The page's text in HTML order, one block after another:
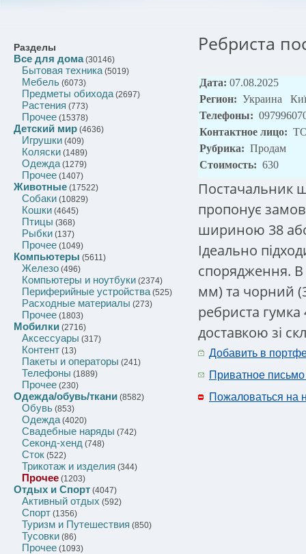
Разделы
Все для дома(30146)
Бытовая техника(5019)
Мебель (6073)
Предметы обихода(2697)
Растения (773)
Прочее (15378)
Детский мир (4636)
Игрушки (409)
Коляски (1489)
Одежда(1279)
Прочее (1407)
Животные (17522)
Собаки (10829)
Кошки (4645)
Птицы (368)
Рыбки (137)
Прочее (1049)
Компьютеры (5611)
Железо (496)
Компьютеры и ноутбуки (2374)
Периферийные устройства(525)
Расходные материалы (273)
Прочее (1803)
Мобилки (2716)
Аксессуары (317)
Контент (13)
Пакеты и операторы (241)
Телефоны (1889)
Прочее (230)
Одежда/обувь/ткани (8582)
Обувь (853)
Одежда(4020)
Свадебные наряды (742)
Секонд-хенд (748)
Сток (522)
Трикотаж и изделия (344)
Прочее (1203)
Отдых и Спорт (4047)
Активный отдых (592)
Спорт (1356)
Туризм и Путешествия (850)
Тусовки (86)
Прочее (1093)
Ребриста
Дата: 07.08.2025
Регион: Украина
Телефоны:
Контактное лицо:
Рубрика: Продам
Стоимость: 630
Постачальник
пропонує
шириною 38
Ідеально
спорядження. В
мм) та чорний
ребриста
доставкою зі
Добавить в
Приватное письмо
Пожаловаться на